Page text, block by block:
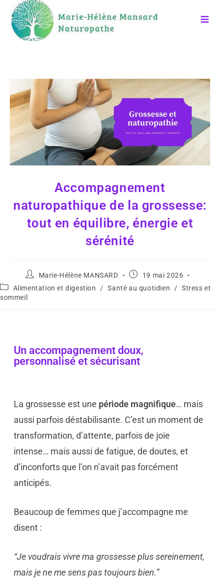
Accompagnement
naturopathique de la grossesse:
tout en équilibre, énergie et
sérénité
Marie-Hélène MANSARD
19 mai 2026
Alimentation et digestion
/ Santé au quotidien / Stress et
sommeil
Un accompagnement doux,
personnalisé et sécurisant
La grossesse est une période magnifique… mais
aussi parfois déstabilisante. C’est un moment de
transformation, d’attente, parfois de joie
intense… mais aussi de fatigue, de doutes, et
d’inconforts que l’on n’avait pas forcément
anticipés.
Beaucoup de femmes que j’accompagne me
disent :
“Je voudrais vivre ma grossesse plus sereinement,
mais je ne me sens pas toujours bien.”